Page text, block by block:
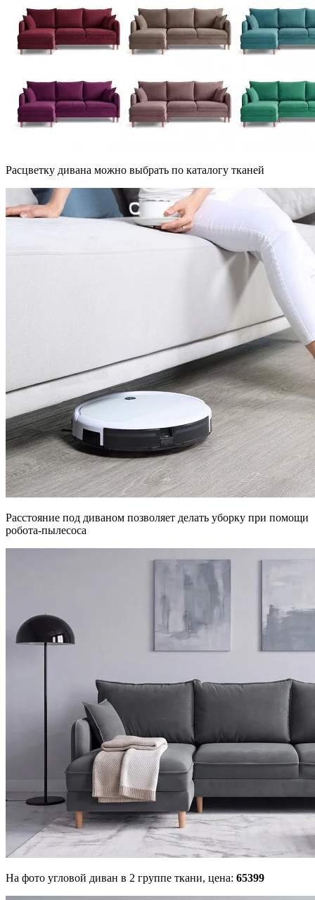
Расцветку дивана можно выбрать по каталогу тканей
Расстояние под диваном позволяет делать уборку при помощи
робота-пылесоса
На фото угловой диван в 2 группе ткани, цена: 65399